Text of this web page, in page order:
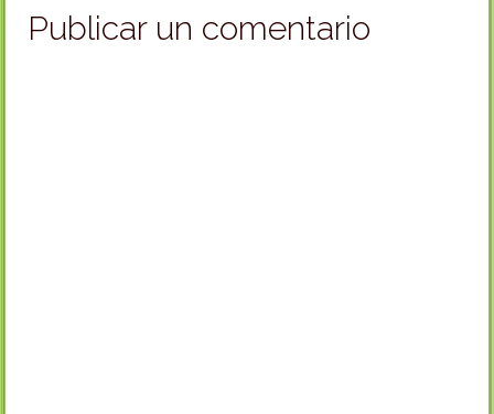
Publicar un comentario